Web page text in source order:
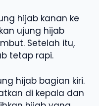
hijab kanan ke
ujung hijab
Setelah itu,
tetap rapi.
hijab bagian kiri.
di kepala dan